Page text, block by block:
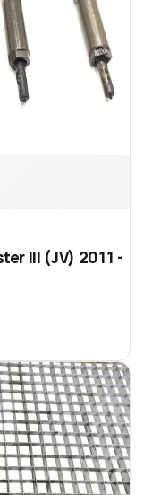
III (JV) 2011 -